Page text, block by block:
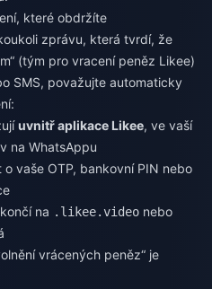
které obdržíte
zprávu, která tvrdí, že
(tým pro vracení peněz Likee)
SMS, považujte automaticky
uvnitř aplikace Likee, ve vaší
na WhatsAppu
vaše OTP, bankovní PIN nebo
na .likee.video nebo
vrácených peněz“ je